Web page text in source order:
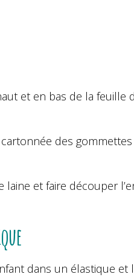
et en bas de la feuille
des
et faire découper
dans un élastique